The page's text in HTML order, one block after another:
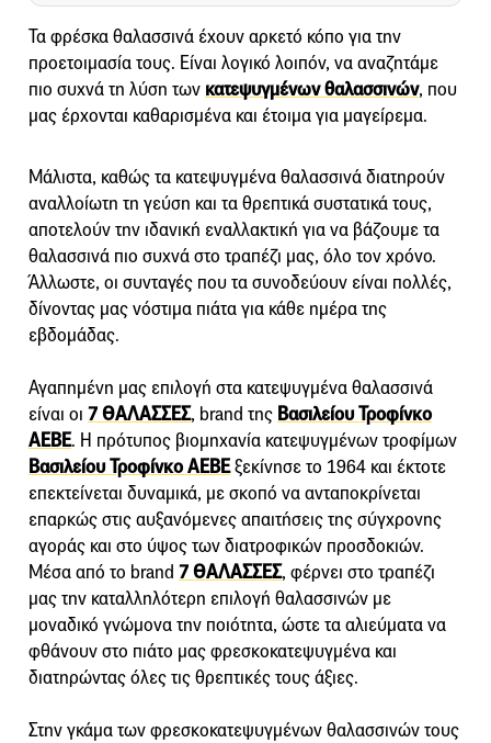
Τα φρέσκα θαλασσινά έχουν αρκετό κόπο για την
προετοιμασία τους. Είναι λογικό λοιπόν, να αναζητάμε
πιο συχνά τη λύση των κατεψυγμένων θαλασσινών, που
μας έρχονται καθαρισμένα και έτοιμα για μαγείρεμα.
Μάλιστα, καθώς τα κατεψυγμένα θαλασσινά διατηρούν
αναλλοίωτη τη γεύση και τα θρεπτικά συστατικά τους,
αποτελούν την ιδανική εναλλακτική για να βάζουμε τα
θαλασσινά πιο συχνά στο τραπέζι μας, όλο τον χρόνο.
Άλλωστε, οι συνταγές που τα συνοδεύουν είναι πολλές,
δίνοντας μας νόστιμα πιάτα για κάθε ημέρα της
εβδομάδας.
Αγαπημένη μας επιλογή στα κατεψυγμένα θαλασσινά
είναι οι 7 ΘΑΛΑΣΣΕΣ, brand της Βασιλείου Τροφίνκο
ΑΕΒΕ. Η πρότυπος βιομηχανία κατεψυγμένων τροφίμων
Βασιλείου Τροφίνκο ΑΕΒΕξεκίνησε το 1964 και έκτοτε
επεκτείνεται δυναμικά, με σκοπό να ανταποκρίνεται
επαρκώς στις αυξανόμενες απαιτήσεις της σύγχρονης
αγοράς και στο ύψος των διατροφικών προσδοκιών.
Μέσα από το brand 7 ΘΑΛΑΣΣΕΣ, φέρνει στο τραπέζι
μας την καταλληλότερη επιλογή θαλασσινών με
μοναδικό γνώμονα την ποιότητα, ώστε τα αλιεύματα να
φθάνουν στο πιάτο μας φρεσκοκατεψυγμένα και
διατηρώντας όλες τις θρεπτικές τους άξιες.
Στην γκάμα των φρεσκοκατεψυγμένων θαλασσινών τους